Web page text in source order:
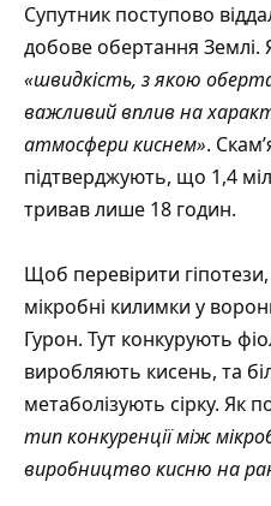
Супутник поступово
добове обертання Землі.
«швидкість, з якою
важливий вплив на
атмосфери киснем».
підтверджують, що 1,4
тривав лише 18 годин.
Щоб перевірити
мікробні килимки у
Гурон. Тут конкурують
виробляють кисень, та
метаболізують сірку. Як
тип конкуренції між
виробництво кисню на